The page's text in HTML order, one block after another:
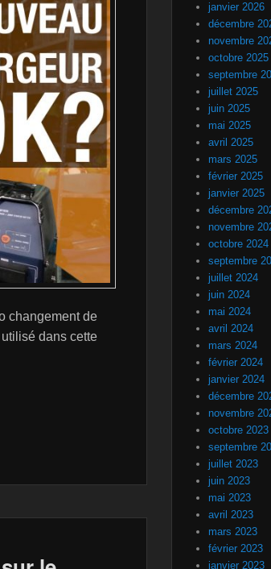
changement de
dans cette
janvier 2026
décembre
novembre
octobre 2025
septembre
juillet 2025
juin 2025
mai 2025
avril 2025
mars 2025
février 2025
janvier 2025
décembre
novembre
octobre 2024
septembre
juillet 2024
juin 2024
mai 2024
avril 2024
mars 2024
février 2024
janvier 2024
décembre
novembre
octobre 2023
septembre
juillet 2023
juin 2023
mai 2023
avril 2023
mars 2023
février 2023
janvier 2023